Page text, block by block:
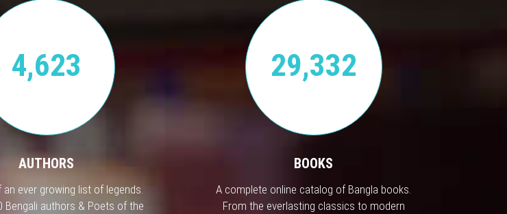
4,623
AUTHORS
ever growing list of legends.
Bengali authors & Poets of the
29,332
BOOKS
A complete online catalog of Bangla books.
From the everlasting classics to modern